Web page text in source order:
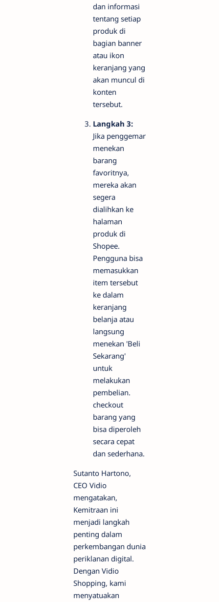
dan informasi
tentang setiap
produk di
bagian banner
atau ikon
keranjang yang
akan muncul di
konten
tersebut.
Langkah 3:
Jika penggemar
menekan
barang
favoritnya,
mereka akan
segera
dialihkan ke
halaman
produk di
Shopee.
Pengguna bisa
memasukkan
item tersebut
ke dalam
keranjang
belanja atau
langsung
menekan 'Beli
Sekarang'
untuk
melakukan
pembelian.
checkout
barang yang
bisa diperoleh
secara cepat
dan sederhana.
Sutanto Hartono,
CEO Vidio
mengatakan,
Kemitraan ini
menjadi langkah
penting dalam
perkembangan dunia
periklanan digital.
Dengan Vidio
Shopping, kami
menyatuakan